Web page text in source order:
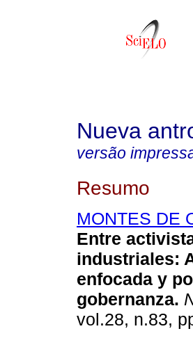
Nueva
versão
Resumo
MONTES DE
Entre
industriales:
enfocada y
gobernanza.
vol.28, n.83,